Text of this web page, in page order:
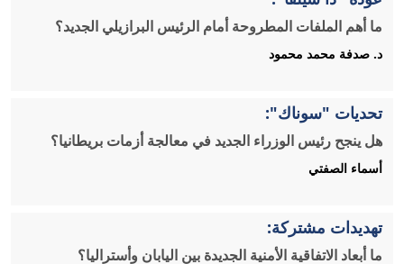
ما أهم الملفات المطروحة أمام الرئيس البرازيلي الجديد؟
د. صدفة محمد محمود
تحديات "سوناك":
هل ينجح رئيس الوزراء الجديد في معالجة أزمات بريطانيا؟
أسماء الصفتي
تهديدات مشتركة:
ما أبعاد الاتفاقية الأمنية الجديدة بين اليابان وأستراليا؟